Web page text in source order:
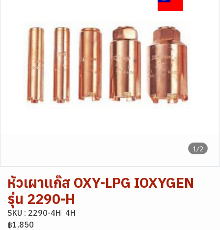
1/2
หัวเผาแก๊ส OXY-LPG IOXYGEN
รุ่น 2290-H
SKU : 2290-4H 4H
฿1,850